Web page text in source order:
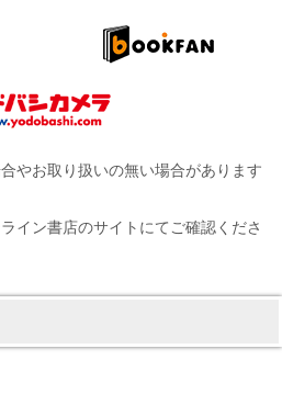
やお取り扱いの無い場合があります
イン書店のサイトにてご確認くださ